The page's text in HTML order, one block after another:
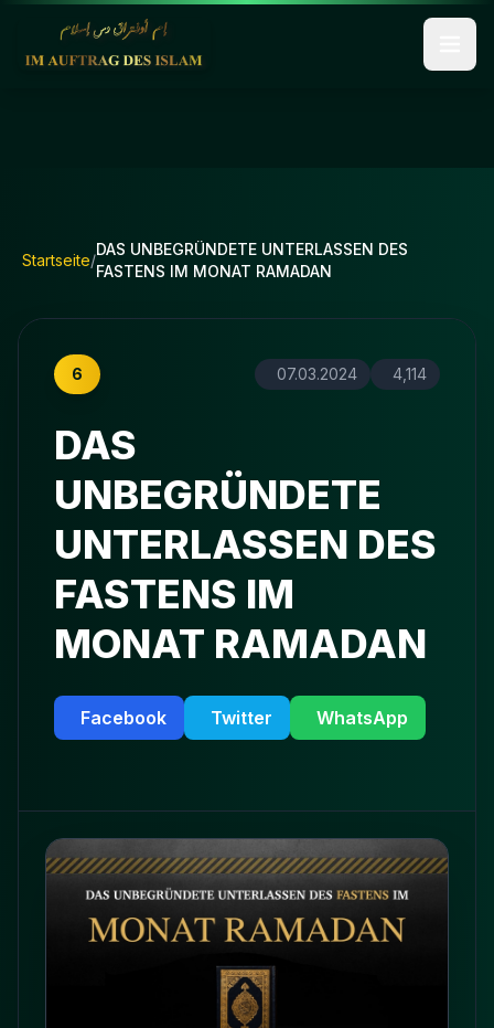
Startseite/
DAS UNBEGRÜNDETE UNTERLASSEN DES
FASTENS IM MONAT RAMADAN
6 07.03.2024 4,114
DAS
UNBEGRÜNDETE
UNTERLASSEN DES
FASTENS IM
MONAT RAMADAN
Facebook Twitter WhatsApp